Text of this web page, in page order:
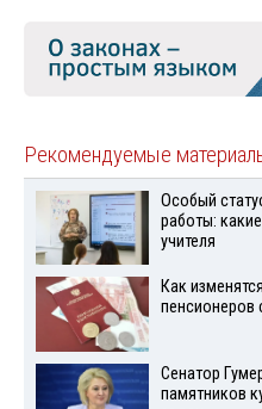
Рекомендуемые
Особый
работы:
учителя
Как
пенсионеров
Сенатор
памятников